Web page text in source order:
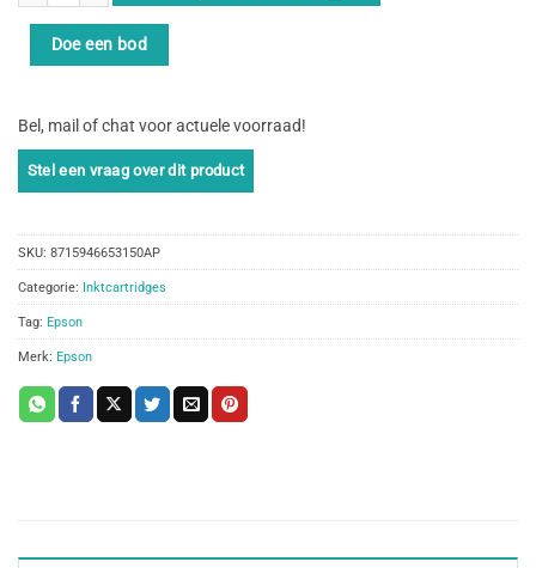
Doe een bod
Bel, mail of chat voor actuele voorraad!
SKU: 8715946653150AP
Categorie: Inktcartridges
Tag: Epson
Merk: Epson